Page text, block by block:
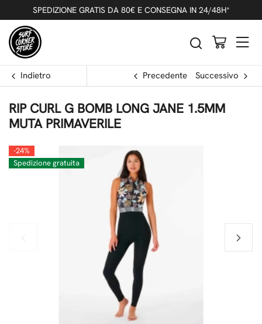
SPEDIZIONE GRATIS DA 80€ E CONSEGNA IN 24/48H*
Indietro Precedente Successivo
RIP CURL G BOMB LONG JANE 1.5MM
MUTA PRIMAVERILE
-24%
Spedizione gratuita